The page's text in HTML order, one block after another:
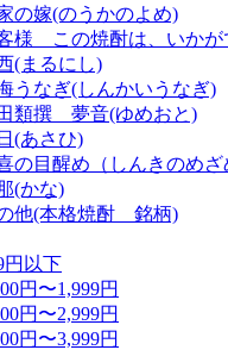
の嫁(のうかのよめ)
様 この焼酎は、いかが
(まるにし)
うなぎ(しんかいうなぎ)
類撰 夢音(ゆめおと)
(あさひ)
の目醒め（しんきのめざ
(かな)
他(本格焼酎 銘柄)
円以下
円〜1,999円
円〜2,999円
円〜3,999円